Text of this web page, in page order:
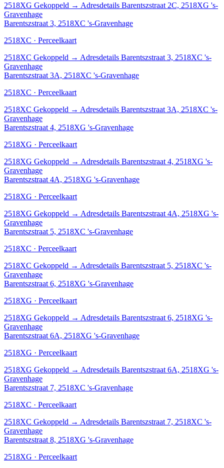
2518XG Gekoppeld → Adresdetails Barentszstraat 2C, 2518XG 's-
Gravenhage
Barentszstraat 3, 2518XC 's-Gravenhage
2518XC · Perceelkaart
2518XC Gekoppeld → Adresdetails Barentszstraat 3, 2518XC 's-
Gravenhage
Barentszstraat 3A, 2518XC 's-Gravenhage
2518XC · Perceelkaart
2518XC Gekoppeld → Adresdetails Barentszstraat 3A, 2518XC 's-
Gravenhage
Barentszstraat 4, 2518XG 's-Gravenhage
2518XG · Perceelkaart
2518XG Gekoppeld → Adresdetails Barentszstraat 4, 2518XG 's-
Gravenhage
Barentszstraat 4A, 2518XG 's-Gravenhage
2518XG · Perceelkaart
2518XG Gekoppeld → Adresdetails Barentszstraat 4A, 2518XG 's-
Gravenhage
Barentszstraat 5, 2518XC 's-Gravenhage
2518XC · Perceelkaart
2518XC Gekoppeld → Adresdetails Barentszstraat 5, 2518XC 's-
Gravenhage
Barentszstraat 6, 2518XG 's-Gravenhage
2518XG · Perceelkaart
2518XG Gekoppeld → Adresdetails Barentszstraat 6, 2518XG 's-
Gravenhage
Barentszstraat 6A, 2518XG 's-Gravenhage
2518XG · Perceelkaart
2518XG Gekoppeld → Adresdetails Barentszstraat 6A, 2518XG 's-
Gravenhage
Barentszstraat 7, 2518XC 's-Gravenhage
2518XC · Perceelkaart
2518XC Gekoppeld → Adresdetails Barentszstraat 7, 2518XC 's-
Gravenhage
Barentszstraat 8, 2518XG 's-Gravenhage
2518XG · Perceelkaart